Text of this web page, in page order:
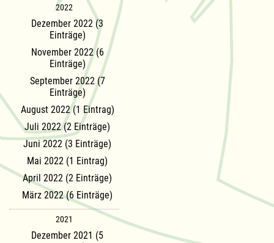
2022
Dezember 2022 (3
Einträge)
November 2022 (6
Einträge)
September 2022 (7
Einträge)
August 2022 (1 Eintrag)
Juli 2022 (2 Einträge)
Juni 2022 (3 Einträge)
Mai 2022 (1 Eintrag)
April 2022 (2 Einträge)
März 2022 (6 Einträge)
2021
Dezember 2021 (5